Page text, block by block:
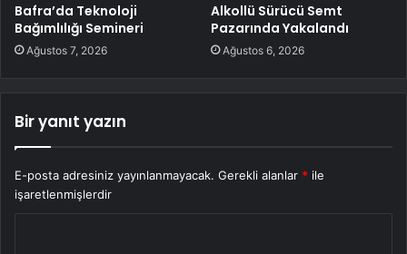
Bafra’da Teknoloji
Bağımlılığı Semineri
Ağustos 7, 2026
Alkollü Sürücü Semt
Pazarında Yakalandı
Ağustos 6, 2026
Bir yanıt yazın
E-posta adresiniz yayınlanmayacak. Gerekli alanlar * ile
işaretlenmişlerdir